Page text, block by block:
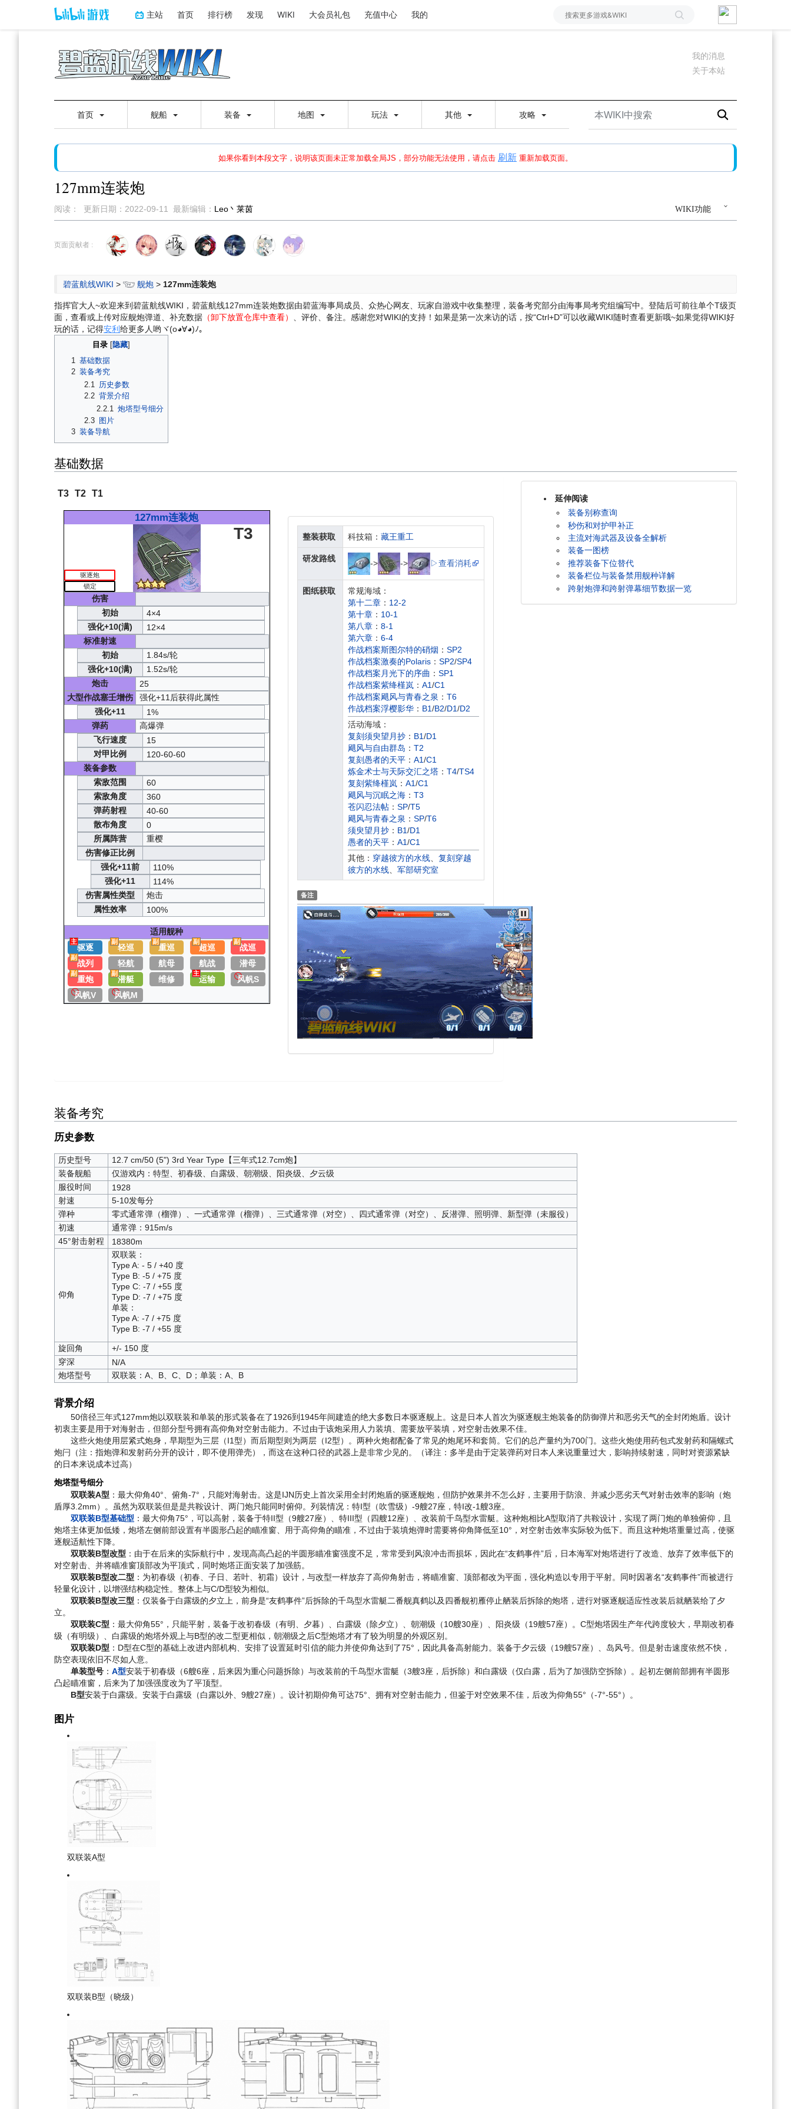
主站 首页 排行榜 发现 WIKI 大会员礼包 充值中心 我的
我的消息
关于本站
首页 舰船 装备 地图 玩法 其他 攻略
如果你看到本段文字，说明该页面未正常加载全局JS，部分功能无法使用，请点击 刷新 重新加载页面。
如果打开页面显示缩略图创建出错，请点击刷新或页面右上WIKI功能中的刷新按钮清除页面缓存并刷新，如果还有问题，请多尝试几次。
127mm连装炮
WIKI功能
阅读： 更新日期： 2022-09-11 最新编辑： Leo丶莱茵
到
到
页面贡献者 :
碧蓝航线WIKI > 舰炮 > 127mm连装炮
指挥官大人~欢迎来到碧蓝航线WIKI，碧蓝航线127mm连装炮数据由碧蓝海事局成员、众热心网友、玩家自游戏中收集整理，装备考究部分由海事局考究组编写中。登陆后可前往单个T级页
面，查看或上传对应舰炮弹道、补充数据 （卸下放置仓库中查看） 、评价、备注。感谢您对WIKI的支持！ 如果是第一次来访的话，按“Ctrl+D”可以收藏WIKI随时查看更新哦~如果觉得WIKI好
玩的话，记得安利 给更多人哟ヾ(o◕∀◕)ﾉ。
目录
1
基础数据
2 装备考究
2.1
历史参数
2.2 背景介绍
2.2.1 炮塔型号细分
2.3 图片
3 装备导航
基础数据
T3 T2 T1
127mm连装炮
驱逐炮
锁定
T3
伤害
初始
4×4
强化+10(满)
12×4
标准射速
初始
1.84s/轮
强化+10(满)
1.52s/轮
炮击
25
大型作战塞壬增伤
强化+11后获得此属性
强化+11
1%
弹药
高爆弹
飞行速度
15
对甲比例
120-60-60
装备参数
索敌范围
60
索敌角度
360
弹药射程
40-60
散布角度
0
所属阵营
重樱
伤害修正比例
强化+11前
110%
强化+11
114%
伤害属性类型
炮击
属性效率
100%
适用舰种
主
驱逐
副
轻巡
副
重巡
副
超巡
副
战巡
副
战列 轻航 航母 航战 潜母
副
重炮
副
潜艇 维修
主
运输
风帆S
风帆V
风帆M
整装获取 科技箱： 藏王重工
研发路线 -> -> ▷查看消耗
图纸获取
常规海域：
第十二章： 12-2
第十章： 10-1
第八章： 8-1
第六章： 6-4
作战档案斯图尔特的硝烟 ： SP2
作战档案激奏的Polaris： SP2/SP4
作战档案月光下的序曲 ： SP1
作战档案紫绛槿岚： A1/C1
作战档案飓风与青春之泉 ： T6
作战档案浮樱影华： B1/B2/D1/D2
作战档案苍红的回响
作战档案墨染： A1/A4/C1
作战档案光与影的鸢尾之华
作战档案红染： /C1
活动海域：
复刻须臾望月抄： B1/D1
飓风与自由群岛 ： T2
复刻愚者的天平： A1/C1
炼金术士与天际交汇之塔： T4/TS4
复刻紫绛槿岚 ： A1/C1
飓风与沉眠之海： T3
苍闪忍法帖： SP/T5
飓风与青春之泉 ： SP/T6
须臾望月抄： B1/D1
愚者的天平： A1/C1
紫绛槿岚：A1/B3/ C1
复刻浮樱影华 ：B1/B2/D1
激奏的Polaris：SP2/SP4
复刻光与影的鸢尾之华 ： B2/D2
复刻墨染： A1/A4 C1
苍红的回响
斯图尔特的硝烟：SP2
光与影的鸢尾之华：B2/D2
月光下的序曲：SP1
墨染： A1 C1/C4
复刻红染：A1/C1
异次元
SP3
红染：A1/C1
其他： 穿越彼方的水线、 复刻穿越
彼方的水线、 军部研究室
备注
延伸阅读
装备别称查询
秒伤和对护甲补正
主流对海武器及设备全解析
装备一图榜
推荐装备下位替代
装备栏位与装备禁用舰种详解
跨射炮弹和跨射弹幕细节数据一览
装备考究
历史参数
历史型号
12.7 cm/50 (5") 3rd Year Type【三年式12.7cm炮】
装备舰船
仅游戏内：特型、初春级、白露级、朝潮级、阳炎级、夕云级
服役时间
1928
射速
5-10发每分
弹种
零式通常弹（榴弹）、一式通常弹（榴弹）、三式通常弹（对空）、四式通常弹（对空）、反潜弹、照明弹、新型弹（未服役）
初速
通常弹：915m/s
45°射击射程
18380m
仰角
双联装：
Type A: - 5 / +40 度
Type B: -5 / +75 度
Type C: -7 / +55 度
Type D: -7 / +75 度
单装：
Type A: -7 / +75 度
Type B: -7 / +55 度
旋回角
+/- 150 度
穿深
N/A
炮塔型号
双联装：A、B、C、D；单装：A、B
背景介绍
50倍径三年式127mm炮以双联装和单装的形式装备在了1926到1945年间建造的绝大多数日本驱逐舰上。这是日本人首次为驱逐舰主炮装备的防御弹片和恶劣天气的全封闭炮盾。设计
初衷主要是用于对海射击，但部分型号拥有高仰角对空射击能力。不过由于该炮采用人力装填、需要放平装填，对空射击效果不佳。
这些火炮使用层紧式炮身，早期型为三层（I1型）而后期型则为两层（I2型）。两种火炮都配备了常见的炮尾环和套筒。它们的总产量约为700门。这些火炮使用药包式发射药和隔螺式
炮闩（注：指炮弹和发射药分开的设计，即不使用弹壳），而这在这种口径的武器上是非常少见的。（译注：多半是由于定装弹药对日本人来说重量过大，影响持续射速，同时对资源紧缺
的日本来说成本过高）
炮塔型号细分
双联装A型 ：最大仰角40°、俯角-7°，只能对海射击。这是IJN历史上首次采用全封闭炮盾的驱逐舰炮，但防护效果并不怎么好，主要用于防浪、并减少恶劣天气对射击效率的影响（炮
盾厚3.2mm）。虽然为双联装但是是共鞍设计、两门炮只能同时俯仰。列装情况：特I型（吹雪级）-9艘27座，特I改-1艘3座。
双联装B型基础型 ：最大仰角75°，可以高射，装备于特II型（9艘27座）、特III型（四艘12座）、改装前千鸟型水雷艇。这种炮相比A型取消了共鞍设计，实现了两门炮的单独俯仰，且
炮塔主体更加低矮，炮塔左侧前部设置有半圆形凸起的瞄准窗、用于高仰角的瞄准，不过由于装填炮弹时需要将仰角降低至10°，对空射击效率实际较为低下。而且这种炮塔重量过高，使驱
逐舰适航性下降。
双联装B型改型 ：由于在后来的实际航行中，发现高高凸起的半圆形瞄准窗强度不足，常常受到风浪冲击而损坏，因此在“友鹤事件”后，日本海军对炮塔进行了改造、放弃了效率低下的
对空射击、并将瞄准窗顶部改为平顶式，同时炮塔正面安装了加强筋。
双联装B型改二型 ：为初春级（初春、子日、若叶、初霜）设计，与改型一样放弃了高仰角射击，将瞄准窗、顶部都改为平面，强化构造以专用于平射。同时因著名“友鹤事件”而被进行
轻量化设计，以增强结构稳定性。整体上与C/D型较为相似。
双联装B型改三型 ：仅装备于白露级的夕立上，前身是“友鹤事件”后拆除的千鸟型水雷艇二番舰真鹤以及四番舰初雁停止舾装后拆除的炮塔，进行对驱逐舰适应性改装后就舾装给了夕
立。
双联装C型 ：最大仰角55°，只能平射，装备于改初春级（有明、夕暮）、白露级（除夕立）、朝潮级（10艘30座）、阳炎级（19艘57座）。C型炮塔因生产年代跨度较大，早期改初春
级（有明级）、白露级的炮塔外观上与B型的改二型更相似，朝潮级之后C型炮塔才有了较为明显的外观区别。
双联装D型 ：D型在C型的基础上改进内部机构、安排了设置延时引信的能力并使仰角达到了75°，因此具备高射能力。装备于夕云级（19艘57座）、岛风号。但是射击速度依然不快，
防空表现依旧不尽如人意。
单装型号 ： A型安装于初春级（6艘6座，后来因为重心问题拆除）与改装前的千鸟型水雷艇（3艘3座，后拆除）和白露级（仅白露，后为了加强防空拆除）。起初左侧前部拥有半圆形
凸起瞄准窗，后来为了加强强度改为了平顶型。
B型安装于白露级。安装于白露级（白露以外、9艘27座）。设计初期仰角可达75°、拥有对空射击能力，但鉴于对空效果不佳，后改为仰角55°（-7°-55°）。
图片
双联装A型
双联装B型（晓级）